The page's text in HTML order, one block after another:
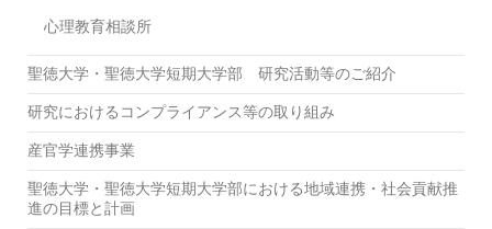
心理教育相談所
聖徳大学・聖徳大学短期大学部 研究活動等のご紹介
研究におけるコンプライアンス等の取り組み
産官学連携事業
聖徳大学・聖徳大学短期大学部における地域連携・社会貢献推
進の目標と計画